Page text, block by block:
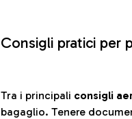
Consigli pratici per
Tra i principali consigli
bagaglio. Tenere